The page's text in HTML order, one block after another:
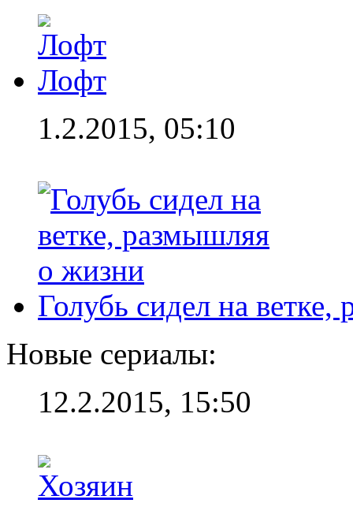
Лофт
1.2.2015, 05:10
Голубь сидел на
Новые сериалы:
12.2.2015, 15:50